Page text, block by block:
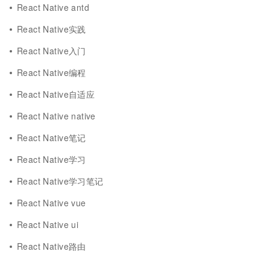
React Native antd
React Native实践
React Native入门
React Native编程
React Native自适应
React Native native
React Native笔记
React Native学习
React Native学习笔记
React Native vue
React Native ui
React Native路由